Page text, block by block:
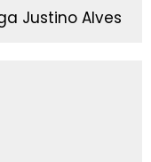
Justino Alves